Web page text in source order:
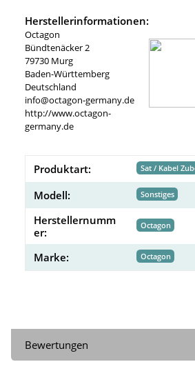
Herstellerinformationen:
Octagon
Bündtenäcker 2
79730 Murg
Baden-Württemberg
Deutschland
info@octagon-germany.de
http://www.octagon-
germany.de
Produktart: Sat / Kabel
Modell: Sonstiges
Herstellernumm
er:
Octagon
Marke: Octagon
Bewertungen